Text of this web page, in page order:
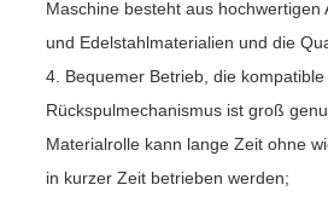
Maschine besteht aus hochwertigen
und Edelstahlmaterialien und die
4. Bequemer Betrieb, die
Rückspulmechanismus ist groß
Materialrolle kann lange Zeit ohne
in kurzer Zeit betrieben werden;